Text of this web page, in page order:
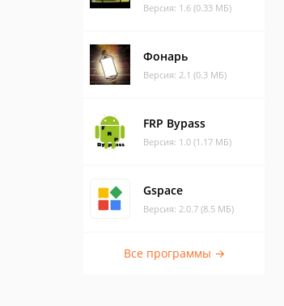
Версия: 1.6 (0.33 МБ)
Фонарь
Версия: 2.1 (0.3 МБ)
FRP Bypass
Версия: 1.0 (1.17 МБ)
Gspace
Версия: 2.0.7 (8.5 МБ)
Все программы →